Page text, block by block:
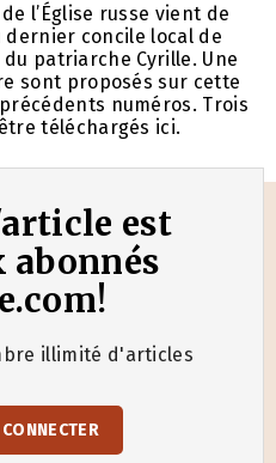
l’Église russe vient de
concile local de
du patriarche Cyrille. Une
sont proposés sur cette
numéros. Trois
téléchargés ici.
est
abonnés
illimité d'articles